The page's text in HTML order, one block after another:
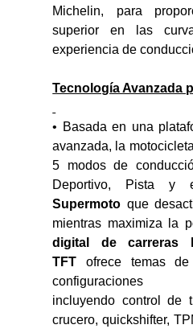
Michelin, para
superior en las
experiencia de
Tecnología Avanzada
• Basada en una
avanzada, la
5 modos de
Deportivo, Pista y
Supermoto que
mientras maximiza la
digital de carreras
TFT ofrece temas
configuraciones
incluyendo control de
crucero, quickshifter,